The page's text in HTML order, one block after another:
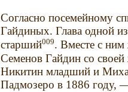
Согласно посемейному
Гайдиных. Глава одной
старший009. Вместе с ним
Семенов Гайдин со
Никитин младший и
Падмозеро в 1886 году,